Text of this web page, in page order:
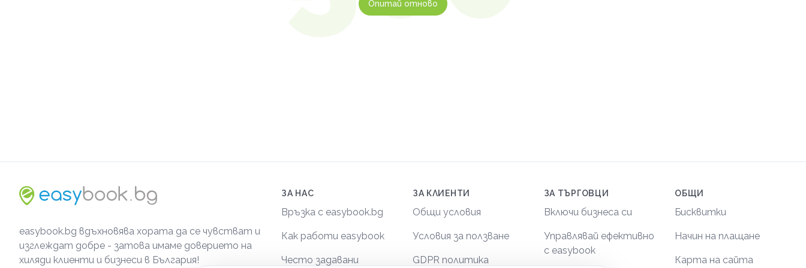
Опитай отново
easybook.bg вдъхновява хората да се чувстват и
изглеждат добре - затова имаме доверието на
хиляди клиенти и бизнеси в България!
ЗА НАС
Връзка с easybook.bg
Как работи easybook
Често задавани
ЗА КЛИЕНТИ
Общи условия
Условия за ползване
GDPR политика
ЗА ТЪРГОВЦИ
Включи бизнеса си
Управлявай ефективно
с easybook
ОБЩИ
Бисквитки
Начин на плащане
Карта на сайта